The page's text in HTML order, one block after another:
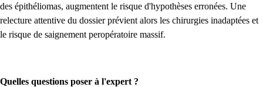
des épithéliomas, augmentent le risque d'hypothèses erronées. Une
relecture attentive du dossier prévient alors les chirurgies inadaptées et
le risque de saignement peropératoire massif.
Quelles questions poser à l'expert ?